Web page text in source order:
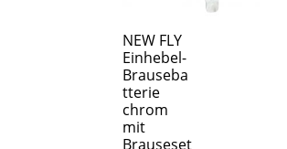
NEW FLY
Einhebel-
Brauseba
tterie
chrom
mit
Brauseset